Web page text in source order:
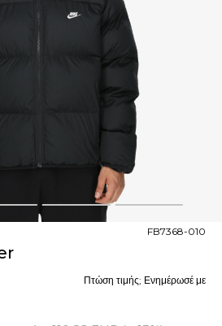
2 3 4
FB7368-010
Πτώση τιμής; Ενημέρωσέ με